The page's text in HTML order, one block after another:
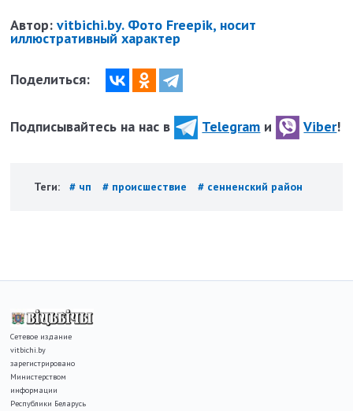
Автор:vitbichi.by. Фото Freepik, носит
иллюстративный характер
Поделиться:
Подписывайтесь на нас в Telegram и Viber!
Теги: # чп # происшествие # сенненский район
Сетевое издание
vitbichi.by
зарегистрировано
Министерством
информации
Республики Беларусь